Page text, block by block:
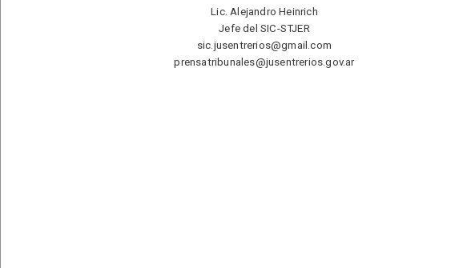
Lic. Alejandro Heinrich
Jefe del SIC-STJER
sic.jusentrerios@gmail.com
prensatribunales@jusentrerios.gov.ar